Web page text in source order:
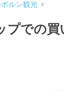
ルン観光
プでの買